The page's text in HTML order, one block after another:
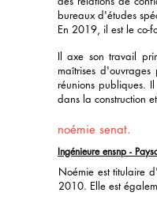
noémie senat.
bureaux d'études
En 2019, il est le co-
Il axe son travail
maîtrises
réunions publiques.
dans la construction
Ingénieure ensnp -
Noémie est titulaire
2010. Elle est